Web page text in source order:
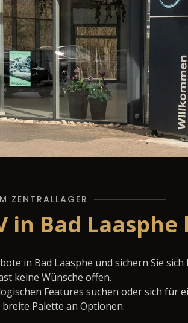
ZENTRALLAGER
in Bad
in Bad Laasphe und sichern Sie
keine Wünsche offen.
Features suchen oder sich für
Palette an Optionen.